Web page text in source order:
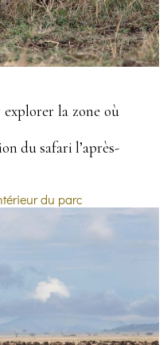
la zone où
du safari l’après-
du parc